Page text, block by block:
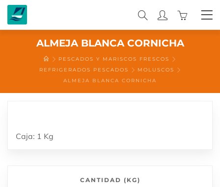
ALMEJA BLANCA CORNICHA
PESCADOS Y MARISCOS FRESCOS
REFRIGERADOS PESCADOS
MOLUSCOS
ALMEJA BLANCA CORNICHA
Caja: 1 Kg
CANTIDAD (KG)